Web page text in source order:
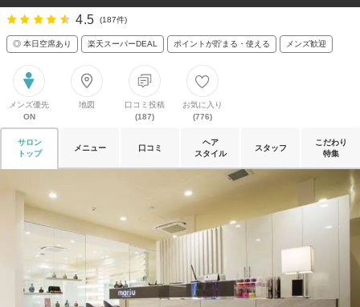
4.5 (187件)
◎ 本日空席あり 楽天スーパーDEAL ポイントが貯まる・使える メンズ歓迎
メンズ優先
ON
地図
口コミ投稿
(187)
お気に入り
(776)
サロン
トップ
メニュー 口コミ
ヘア
スタイル
スタッフ
こだわり
特集